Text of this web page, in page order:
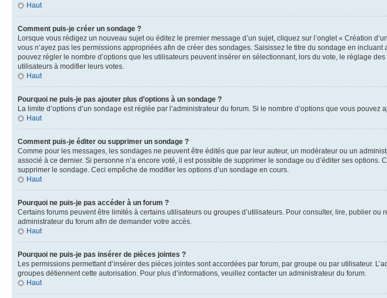
Haut
Comment puis-je créer un sondage ?
Lorsque vous rédigez un nouveau sujet ou éditez le premier message d’un sujet, cliquez sur l’onglet « Création
vous n’ayez pas les permissions appropriées afin de créer des sondages. Saisissez le titre du sondage en
pouvez régler le nombre d’options que les utilisateurs peuvent insérer en sélectionnant, lors du vote, le réglage
utilisateurs à modifier leurs votes.
Haut
Pourquoi ne puis-je pas ajouter plus d’options à un sondage ?
La limite d’options d’un sondage est réglée par l’administrateur du forum. Si le nombre d’options que vous
Haut
Comment puis-je éditer ou supprimer un sondage ?
Comme pour les messages, les sondages ne peuvent être édités que par leur auteur, un modérateur ou un
associé à ce dernier. Si personne n’a encore voté, il est possible de supprimer le sondage ou d’éditer ses
supprimer le sondage. Ceci empêche de modifier les options d’un sondage en cours.
Haut
Pourquoi ne puis-je pas accéder à un forum ?
Certains forums peuvent être limités à certains utilisateurs ou groupes d’utilisateurs. Pour consulter, lire, publier
administrateur du forum afin de demander votre accès.
Haut
Pourquoi ne puis-je pas insérer de pièces jointes ?
Les permissions permettant d’insérer des pièces jointes sont accordées par forum, par groupe ou par utilisateur.
groupes détiennent cette autorisation. Pour plus d’informations, veuillez contacter un administrateur du forum.
Haut